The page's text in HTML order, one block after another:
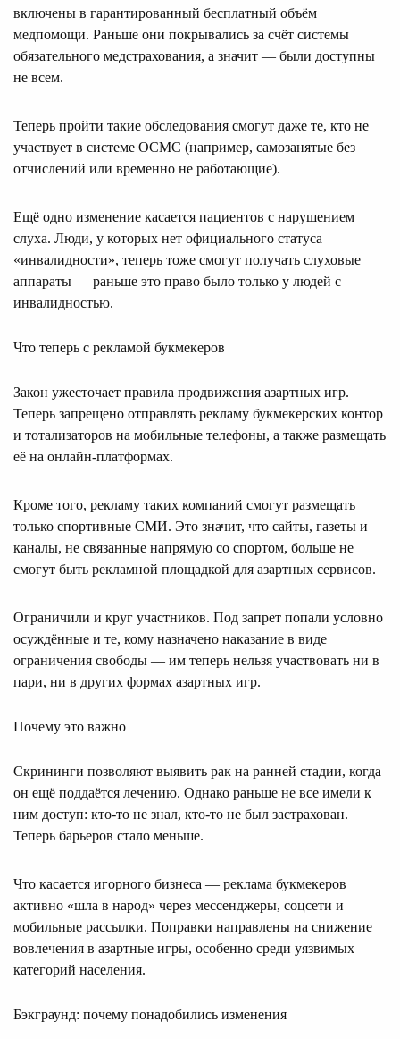
включены в гарантированный бесплатный объём
медпомощи. Раньше они покрывались за счёт системы
обязательного медстрахования, а значит — были доступны
не всем.
Теперь пройти такие обследования смогут даже те, кто не
участвует в системе ОСМС (например, самозанятые без
отчислений или временно не работающие).
Ещё одно изменение касается пациентов с нарушением
слуха. Люди, у которых нет официального статуса
«инвалидности», теперь тоже смогут получать слуховые
аппараты — раньше это право было только у людей с
инвалидностью.
Что теперь с рекламой букмекеров
Закон ужесточает правила продвижения азартных игр.
Теперь запрещено отправлять рекламу букмекерских контор
и тотализаторов на мобильные телефоны, а также размещать
её на онлайн-платформах.
Кроме того, рекламу таких компаний смогут размещать
только спортивные СМИ. Это значит, что сайты, газеты и
каналы, не связанные напрямую со спортом, больше не
смогут быть рекламной площадкой для азартных сервисов.
Ограничили и круг участников. Под запрет попали условно
осуждённые и те, кому назначено наказание в виде
ограничения свободы — им теперь нельзя участвовать ни в
пари, ни в других формах азартных игр.
Почему это важно
Скрининги позволяют выявить рак на ранней стадии, когда
он ещё поддаётся лечению. Однако раньше не все имели к
ним доступ: кто-то не знал, кто-то не был застрахован.
Теперь барьеров стало меньше.
Что касается игорного бизнеса — реклама букмекеров
активно «шла в народ» через мессенджеры, соцсети и
мобильные рассылки. Поправки направлены на снижение
вовлечения в азартные игры, особенно среди уязвимых
категорий населения.
Бэкграунд: почему понадобились изменения